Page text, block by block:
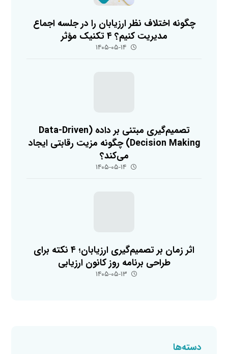
چگونه اختلاف نظر ارزیابان را در جلسه اجماع
مدیریت کنیم؟ ۴ تکنیک مؤثر
۱۴۰۵-۰۵-۱۴
تصمیم‌گیری مبتنی بر داده (Data-Driven
Decision Making) چگونه مزیت رقابتی ایجاد
می‌کند؟
۱۴۰۵-۰۵-۱۴
اثر زمان بر تصمیم‌گیری ارزیابان؛ ۴ نکته برای
طراحی برنامه روز کانون ارزیابی
۱۴۰۵-۰۵-۱۳
دسته‌ها